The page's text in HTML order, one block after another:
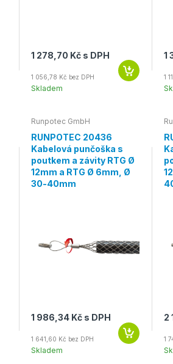
1 278,70 Kč s DPH
1 056,78 Kč bez DPH
Skladem
1
1
Runpotec GmbH
RUNPOTEC 20436
Kabelová punčoška s
poutkem a závity RTG Ø
12mm a RTG Ø 6mm, Ø
30-40mm
1 986,34 Kč s DPH
1 641,60 Kč bez DPH
Skladem
2
1